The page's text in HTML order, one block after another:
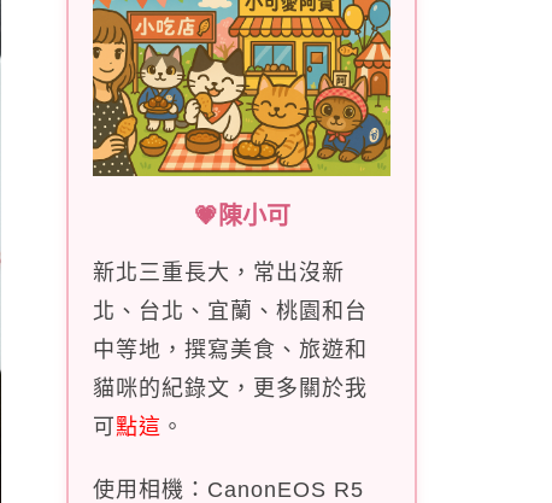
💗陳小可
新北三重長大，常出沒新
北、台北、宜蘭、桃園和台
中等地，撰寫美食、旅遊和
貓咪的紀錄文，更多關於我
可點這 。
使用相機：CanonEOS R5